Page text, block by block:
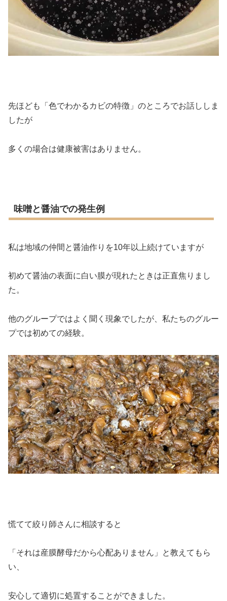
先ほども「色でわかるカビの特徴」のところでお話ししま
したが
多くの場合は健康被害はありません。
味噌と醤油での発生例
私は地域の仲間と醤油作りを10年以上続けていますが
初めて醤油の表面に白い膜が現れたときは正直焦りまし
た。
他のグループではよく聞く現象でしたが、私たちのグルー
プでは初めての経験。
慌てて絞り師さんに相談すると
「それは産膜酵母だから心配ありません」と教えてもら
い、
安心して適切に処置することができました。